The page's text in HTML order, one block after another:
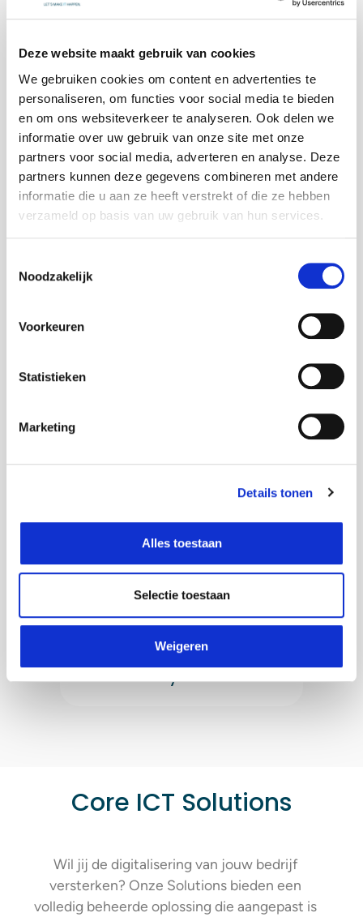
Deze website maakt gebruik van cookies
We gebruiken cookies om content en advertenties te
personaliseren, om functies voor social media te bieden
en om ons websiteverkeer te analyseren. Ook delen we
informatie over uw gebruik van onze site met onze
partners voor social media, adverteren en analyse. Deze
partners kunnen deze gegevens combineren met andere
informatie die u aan ze heeft verstrekt of die ze hebben
verzameld op basis van uw gebruik van hun services.
Noodzakelijk
Voorkeuren
Statistieken
Marketing
Details tonen
Alles toestaan
Selectie toestaan
Weigeren
Solutions
Operations
Powered
by AXI
Core ICT Solutions
Wil jij de digitalisering van jouw bedrijf
versterken? Onze Solutions bieden een
volledig beheerde oplossing die aangepast is